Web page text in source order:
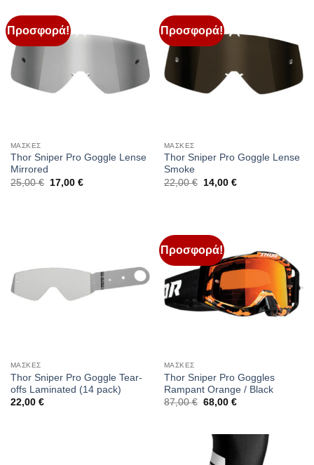
Προσφορά!
ΜΑΣΚΕΣ
Thor Sniper Pro Goggle Lense
Mirrored
25,00€
Original
17,00 €Η
Προσφορά!
ΜΑΣΚΕΣ
Thor Sniper Pro Goggle Lense
Smoke
22,00€
Original
14,00 €Η
ΜΑΣΚΕΣ
Thor Sniper Pro Goggle Tear-
offs Laminated (14 pack)
22,00 €
Προσφορά!
ΜΑΣΚΕΣ
Thor Sniper Pro Goggles
Rampant Orange / Black
87,00€ Original
68,00 €Η
68,00 €.